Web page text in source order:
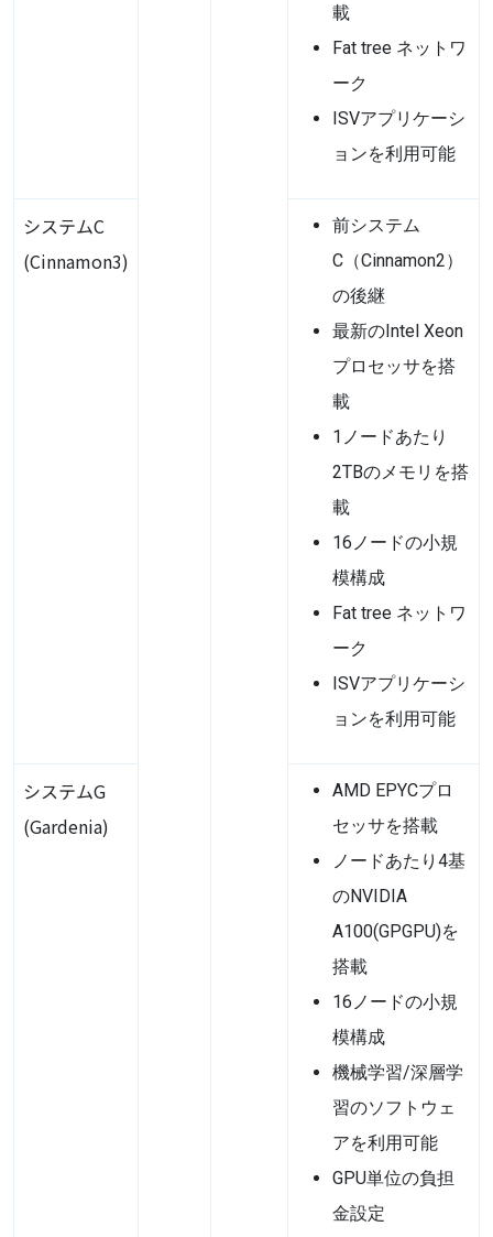
載
Fat tree ネットワ
ーク
ISVアプリケーシ
ョンを利用可能
システムC
(Cinnamon3)
前システム
C（Cinnamon2）
の後継
最新のIntel Xeon
プロセッサを搭
載
1ノードあたり
2TBのメモリを搭
載
16ノードの小規
模構成
Fat tree ネットワ
ーク
ISVアプリケーシ
ョンを利用可能
システムG
(Gardenia)
AMD EPYCプロ
セッサを搭載
ノードあたり4基
のNVIDIA
A100(GPGPU)を
搭載
16ノードの小規
模構成
機械学習/深層学
習のソフトウェ
アを利用可能
GPU単位の負担
金設定